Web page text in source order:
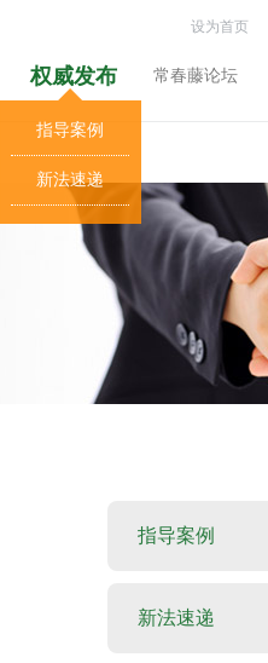
设为首页
权威发布
指导案例
新法速递
常春藤论坛
指导案例
新法速递